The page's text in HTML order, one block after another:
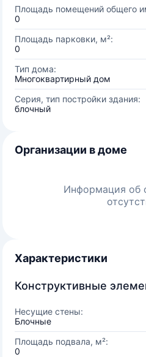
Площадь помещений общего
0
Площадь парковки, м²:
0
Тип дома:
Многоквартирный дом
Серия, тип постройки здания:
блочный
Организации в доме
Информация об
Характеристики
Конструктивные
Несущие стены:
Блочные
Площадь подвала, м²:
0